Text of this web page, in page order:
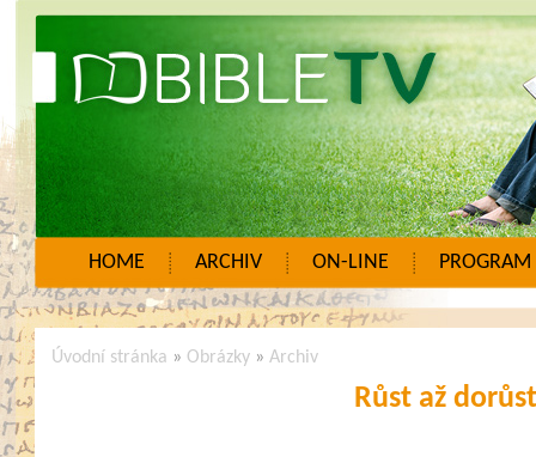
HOME ARCHIV ON-LINE PROGRAM
Úvodní stránka » Obrázky »Archiv
Růst až